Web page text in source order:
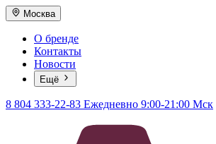
Москва
О бренде
Контакты
Новости
Ещё
8 804 333-22-83 Ежедневно 9:00-21:00 Мск